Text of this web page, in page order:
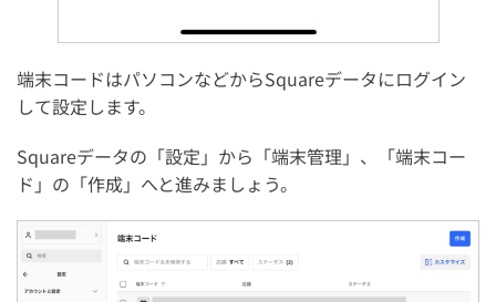
端末コードはパソコンなどからSquareデータにログイン
して設定します。
Squareデータの「設定」から「端末管理」、「端末コー
ド」の「作成」へと進みましょう。